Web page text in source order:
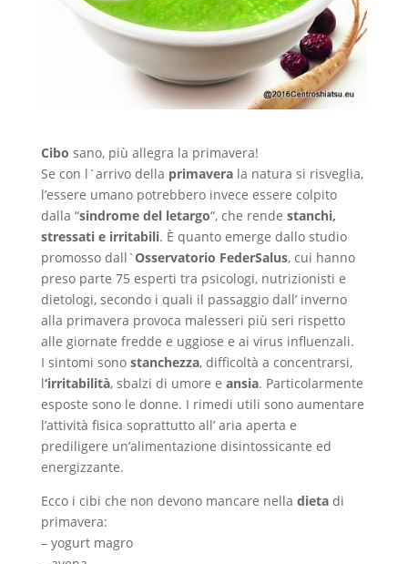
Cibo sano, più allegra la primavera!
Se con l`arrivo della primaverala natura si risveglia,
l’essere umano potrebbero invece essere colpito
dalla “sindrome del letargo“, che rende stanchi,
stressati e irritabili. È quanto emerge dallo studio
promosso dall`Osservatorio FederSalus, cui hanno
preso parte 75 esperti tra psicologi, nutrizionisti e
dietologi, secondo i quali il passaggio dall’ inverno
alla primavera provoca malesseri più seri rispetto
alle giornate fredde e uggiose e ai virus influenzali.
I sintomi sono stanchezza, difficoltà a concentrarsi,
l‘irritabilità, sbalzi di umore e ansia. Particolarmente
esposte sono le donne. I rimedi utili sono aumentare
l’attività fisica soprattutto all’ aria aperta e
prediligere un’alimentazione disintossicante ed
energizzante.
Ecco i cibi che non devono mancare nella dietadi
primavera:
– yogurt magro